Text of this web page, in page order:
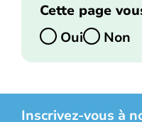
Cette page
Oui
Non
Inscrivez-vous à